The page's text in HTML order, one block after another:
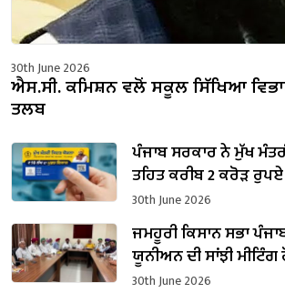
30th June 2026
ਐਸ.ਸੀ. ਕਮਿਸ਼ਨ ਵਲੋਂ ਸਕੂਲ ਸਿੱਖਿਆ
ਤਲਬ
ਪੰਜਾਬ ਸਰਕਾਰ ਨੇ ਮੁੱਖ
ਤਹਿਤ ਕਰੀਬ 2 ਕਰੋੜ
3,524 ਮੁਫ਼ਤ ਅੱਖਾਂ ਦੇ
30th June 2026
ਜਮਹੂਰੀ ਕਿਸਾਨ ਸਭਾ
ਯੂਨੀਅਨ ਦੀ ਸਾਂਝੀ
30th June 2026